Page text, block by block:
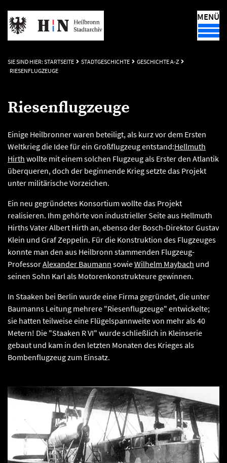
MENÜ
SIE SIND HIER: STARTSEITE STADTGESCHICHTE
GESCHICHTE A-Z
RIESENFLUGZEUGE
Riesenflugzeuge
Einige Heilbronner waren beteiligt, als kurz vor dem Ersten
Weltkrieg die Idee für ein Großflugzeug entstand:Hellmuth
Hirth wollte mit einem solchen Flugzeug als Erster den Atlantik
überqueren, doch der beginnende Krieg setzte das Projekt
unter militärische Vorzeichen.
Ein neu gegründetes Konsortium wollte das Projekt
realisieren. Ihm gehörte von industrieller Seite aus Hellmuth
Hirths Vater Albert Hirth an, ebenso der Bosch-Direktor Gustav
Klein und Graf Zeppelin. Für die Konstruktion des Flugzeuges
konnte man den aus Heilbronn stammenden Flugzeug-
ProfessorAlexander Baumann sowieWilhelm Maybach und
seinen Sohn Karl als Motorenkonstrukteure gewinnen.
In Staaken bei Berlin wurde eine Firma gegründet, die unter
Baumanns Leitung mehrere "Riesenflugzeuge" entwickelte;
sie hatten teilweise eine Flügelspannweite von mehr als 40
Metern! Die "Staaken R VI" wurde schließlich in Kleinserie
gebaut und kam in den letzten Monaten des Krieges als
Bombenflugzeug zum Einsatz.